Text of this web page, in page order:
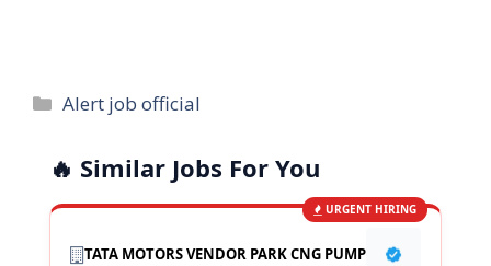
Categories
Alert job official
🔥 Similar Jobs For You
URGENT HIRING
TATA MOTORS VENDOR PARK CNG PUMP